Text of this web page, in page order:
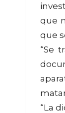
que
que
“Se
“La